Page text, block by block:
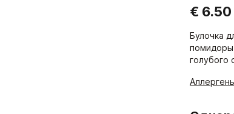
€ 6.50
Булочка
голубого